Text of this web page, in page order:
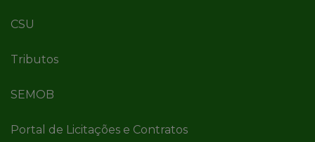
CSU
Tributos
SEMOB
Portal de Licitações e Contratos